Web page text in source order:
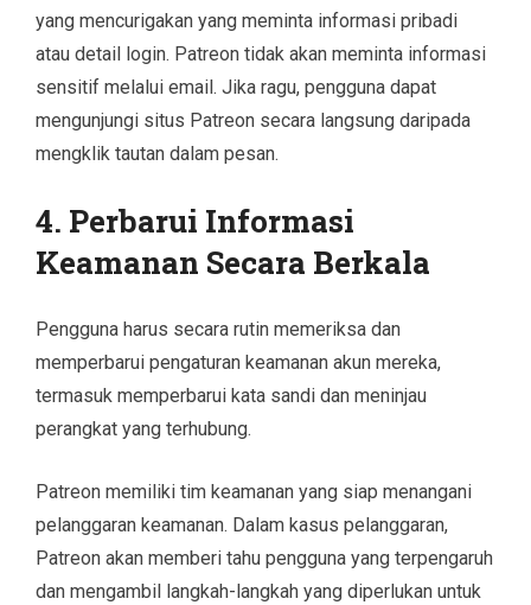
yang mencurigakan yang meminta informasi pribadi
atau detail login. Patreon tidak akan meminta informasi
sensitif melalui email. Jika ragu, pengguna dapat
mengunjungi situs Patreon secara langsung daripada
mengklik tautan dalam pesan.
4. Perbarui Informasi
Keamanan Secara Berkala
Pengguna harus secara rutin memeriksa dan
memperbarui pengaturan keamanan akun mereka,
termasuk memperbarui kata sandi dan meninjau
perangkat yang terhubung.
Patreon memiliki tim keamanan yang siap menangani
pelanggaran keamanan. Dalam kasus pelanggaran,
Patreon akan memberi tahu pengguna yang terpengaruh
dan mengambil langkah-langkah yang diperlukan untuk